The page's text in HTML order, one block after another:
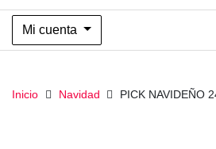
Mi cuenta
Inicio Navidad PICK NAVIDEÑO